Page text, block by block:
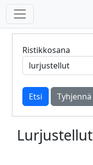
Ristikkosana
Tyhjennä
Lurjustellut